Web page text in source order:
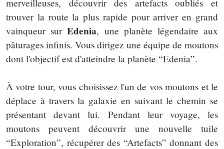
merveilleuses, découvrir des artefacts oubliés et
trouver la route la plus rapide pour arriver en grand
vainqueur surEdenia, une planète légendaire aux
pâturages infinis. Vous dirigez une équipe de moutons
dont l'objectif est d'atteindre la planète “Edenia”.
À votre tour, vous choisissez l'un de vos moutons et le
déplace à travers la galaxie en suivant le chemin se
présentant devant lui. Pendant leur voyage, les
moutons peuvent découvrir une nouvelle tuile
“Exploration”, récupérer des “Artefacts” donnant des